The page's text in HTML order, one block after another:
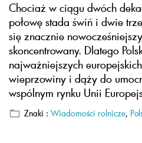
Chociaż w ciągu dwóch
połowę stada świń i dwie
się znacznie
skoncentrowany. Dlatego
najważniejszych
wieprzowiny i dąży do
wspólnym rynku Unii
Znaki : Wiadomości rolnicze,